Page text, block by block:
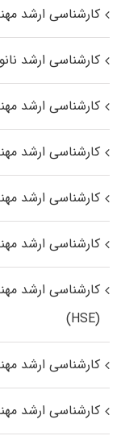
کارشناسی ارشد
کارشناسی ارشد
کارشناسی ارشد
کارشناسی ارشد
کارشناسی ارشد
کارشناسی ارشد
کارشناسی ارشد
(HSE)
کارشناسی ارشد
کارشناسی ارشد